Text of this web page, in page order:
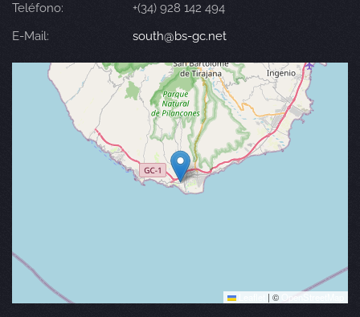
Teléfono:
+(34) 928 142 494
E-Mail:
south@bs-gc.net
| © OpenStreetMap